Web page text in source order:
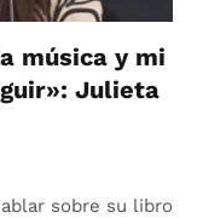
música y mi
Julieta
sobre su libro